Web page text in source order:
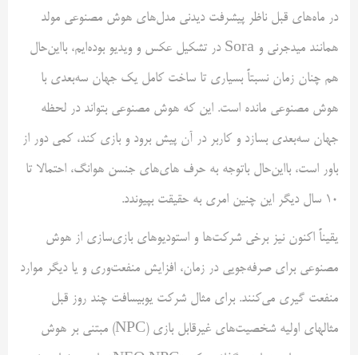
در ماه‌های قبل ناظر پیشرفت دیدنی مدل‌های هوش مصنوعی مولد
همانند میدجرنی و Sora در تشکیل عکس و ویدیو بوده‌ایم، بااین‌حال
هم چنان زمان نسبتاً بسیاری تا ساخت کامل یک جهان سه‌بعدی با
هوش مصنوعی مانده است. این که هوش مصنوعی بتواند در لحظه
جهان سه‌بعدی بسازد و کاربر در آن پیش برود و بازی کند، کمی دور از
باور است، بااین‌حال باتوجه به حرف های‌های جنسن هوانگ، احتمالا تا
10 سال دیگر این چنین امری به حقیقت بپیوندد.
یقیناً اکنون نیز برخی شرکت‌ها و استودیوهای بازی‌سازی از هوش
مصنوعی برای صرفه‌جویی در زمان، افزایش منفعت‌وری و یا دیگر موارد
منفعت گیری می‌کنند. برای مثال شرکت یوبیسافت چند روز قبل
مثالهای اولیه شخصیت‌های غیرقابل بازی (NPC) مبتنی بر هوش